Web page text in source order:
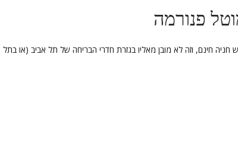
פנורמה
חניה חינם, וזה לא מובן מאליו בגזרת חדרי הבריחה של תל אביב (או בתל